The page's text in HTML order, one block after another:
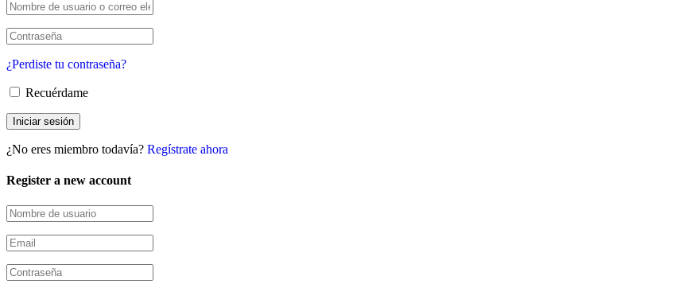
¿Perdiste tu contraseña?
Recuérdame
¿No eres miembro todavía? Regístrate ahora
Register a new account